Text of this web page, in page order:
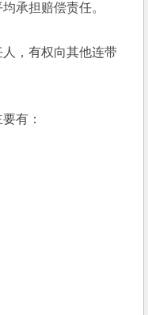
承担赔偿责任。
，有权向其他连带
有：